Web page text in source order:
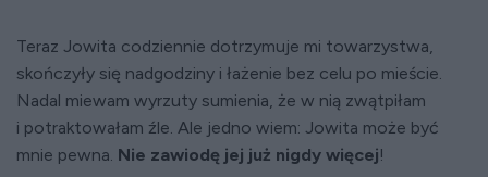
Teraz Jowita codziennie dotrzymuje mi towarzystwa,
skończyły się nadgodziny i łażenie bez celu po mieście.
Nadal miewam wyrzuty sumienia, że w nią zwątpiłam
i potraktowałam źle. Ale jedno wiem: Jowita może być
mnie pewna. Nie zawiodę jej już nigdy więcej!